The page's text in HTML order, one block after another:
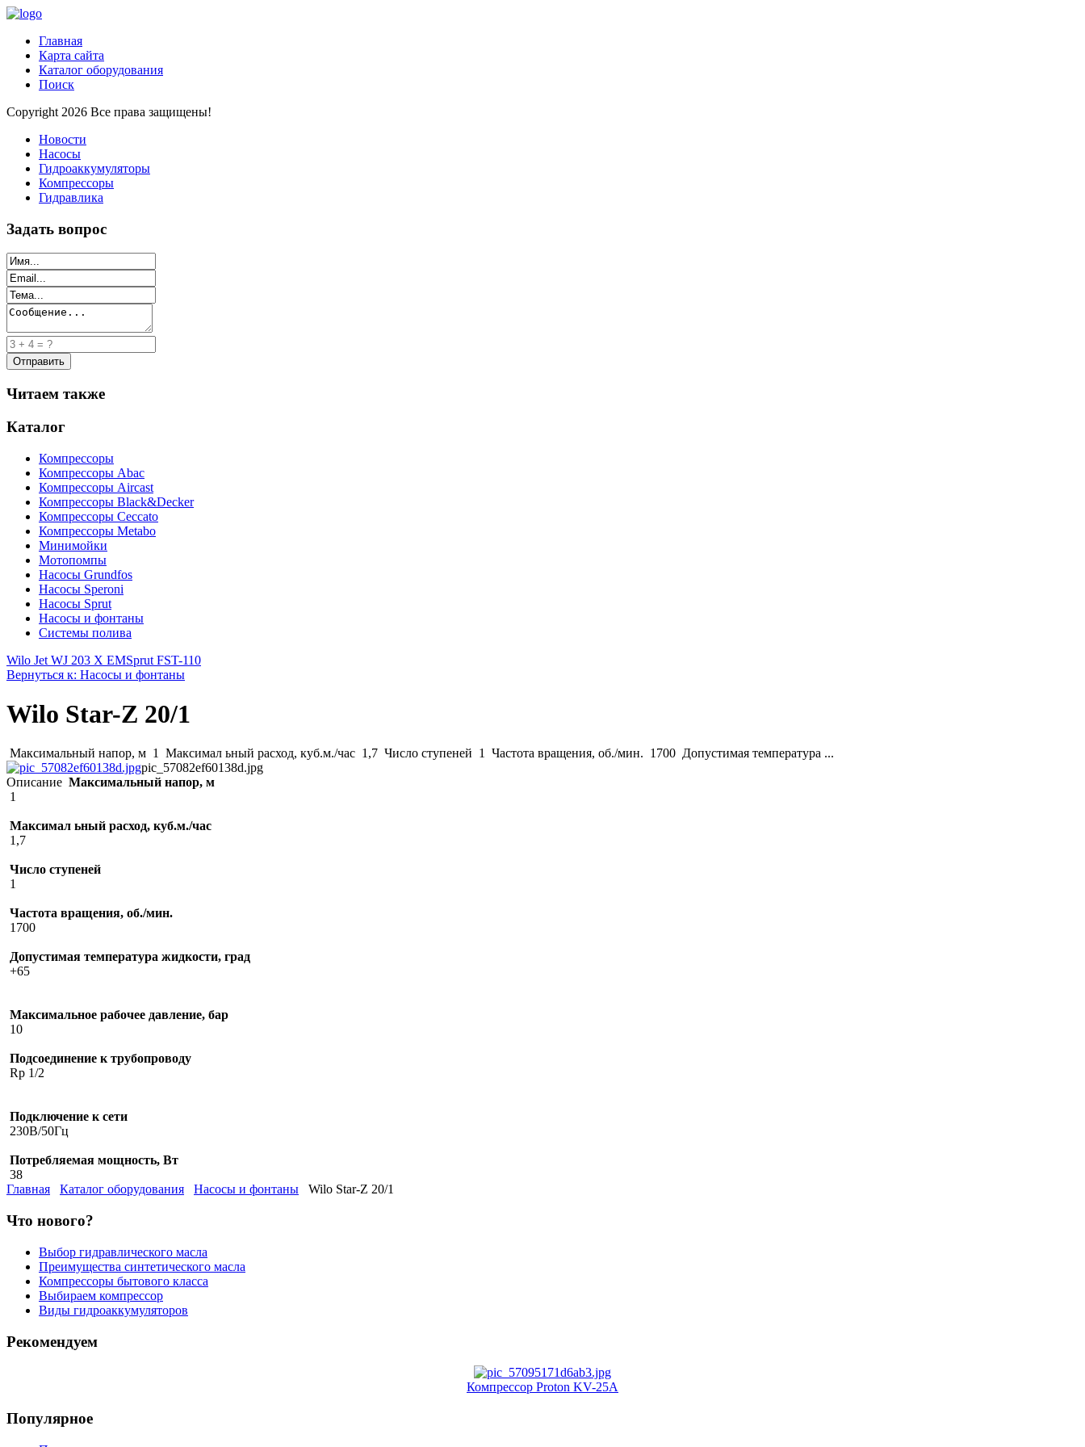
Главная
Карта сайта
Каталог оборудования
Поиск
Copyright 2026 Все права защищены!
Новости
Насосы
Гидроаккумуляторы
Компрессоры
Гидравлика
Задать вопрос
Читаем также
Каталог
Компрессоры
Компрессоры Abac
Компрессоры Aircast
Компрессоры Black&Decker
Компрессоры Ceccato
Компрессоры Metabo
Минимойки
Мотопомпы
Насосы Grundfos
Насосы Speroni
Насосы Sprut
Насосы и фонтаны
Системы полива
Wilo Jet WJ 203 X EMSprut FST-110
Вернуться к: Насосы и фонтаны
Wilo Star-Z 20/1
Максимальный напор, м 1 Максимал ьный расход, куб.м./час 1,7 Число ступеней 1 Частота вращения, об./мин. 1700 Допустимая температура ...
pic_57082ef60138d.jpg
Описание Максимальный напор, м
1
Максимал ьный расход, куб.м./час
1,7
Число ступеней
1
Частота вращения, об./мин.
1700
Допустимая температура жидкости, град
+65
Максимальное рабочее давление, бар
10
Подсоединение к трубопроводу
Rp 1/2
Подключение к сети
230В/50Гц
Потребляемая мощность, Вт
38
Главная
Каталог оборудования Насосы и фонтаны Wilo Star-Z 20/1
Что нового?
Выбор гидравлического масла
Преимущества синтетического масла
Компрессоры бытового класса
Выбираем компрессор
Виды гидроаккумуляторов
Рекомендуем
Компрессор Proton KV-25A
Популярное